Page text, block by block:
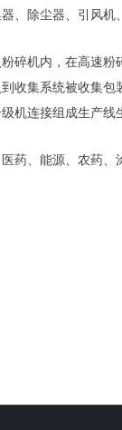
、除尘器、引风机
碎机内，在高速
收集系统被收集
机连接组成生产
药、能源、农药、